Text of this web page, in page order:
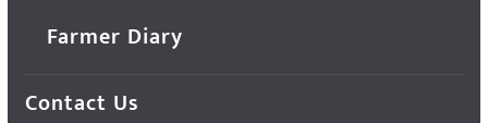
Farmer Diary
Contact Us